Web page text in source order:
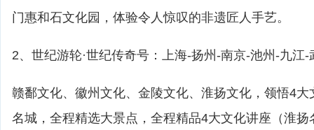
门惠和石文化园，体验令人惊叹的非遗匠人手艺。
2、世纪游轮·世纪传奇号：上海-扬州-南京-池州-九江-
赣鄱文化、徽州文化、金陵文化、淮扬文化，领悟4
名城，全程精选大景点，全程精品4大文化讲座（淮